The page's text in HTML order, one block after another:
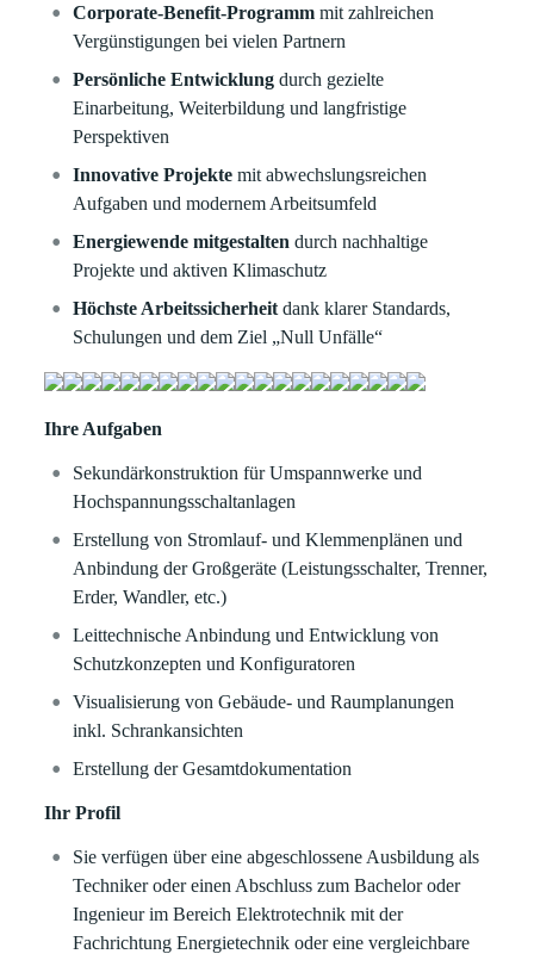
Corporate-Benefit-Programm mit zahlreichen
Vergünstigungen bei vielen Partnern
Persönliche Entwicklung durch gezielte
Einarbeitung, Weiterbildung und langfristige
Perspektiven
Innovative Projekte mit abwechslungsreichen
Aufgaben und modernem Arbeitsumfeld
Energiewende mitgestalten durch nachhaltige
Projekte und aktiven Klimaschutz
Höchste Arbeitssicherheit dank klarer Standards,
Schulungen und dem Ziel „Null Unfälle“
Ihre Aufgaben
Sekundärkonstruktion für Umspannwerke und
Hochspannungsschaltanlagen
Erstellung von Stromlauf- und Klemmenplänen und
Anbindung der Großgeräte (Leistungsschalter, Trenner,
Erder, Wandler, etc.)
Leittechnische Anbindung und Entwicklung von
Schutzkonzepten und Konfiguratoren
Visualisierung von Gebäude- und Raumplanungen
inkl. Schrankansichten
Erstellung der Gesamtdokumentation
Ihr Profil
Sie verfügen über eine abgeschlossene Ausbildung als
Techniker oder einen Abschluss zum Bachelor oder
Ingenieur im Bereich Elektrotechnik mit der
Fachrichtung Energietechnik oder eine vergleichbare